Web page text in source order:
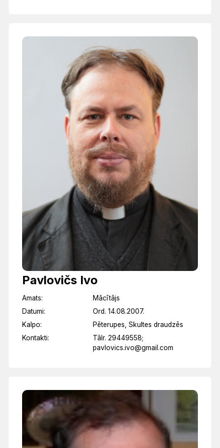
Pavlovičs Ivo
Amats:
Mācītājs
Datumi:
Ord. 14.08.2007.
Kalpo:
Pēterupes, Skultes draudzēs
Kontakti:
Tālr. 29449558;
pavlovics.ivo@gmail.com